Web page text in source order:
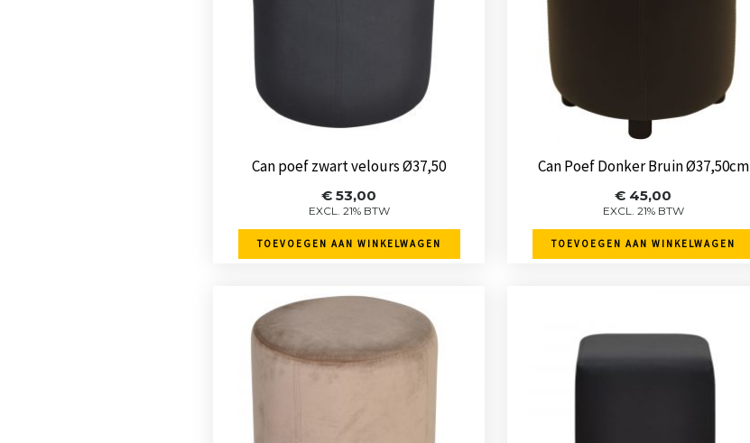
Can poef zwart velours Ø37,50
€ 53,00
EXCL. 21% BTW
TOEVOEGEN AAN WINKELWAGEN
Can Poef Donker Bruin Ø37,50cm
€ 45,00
EXCL. 21% BTW
TOEVOEGEN AAN WINKELWAGEN